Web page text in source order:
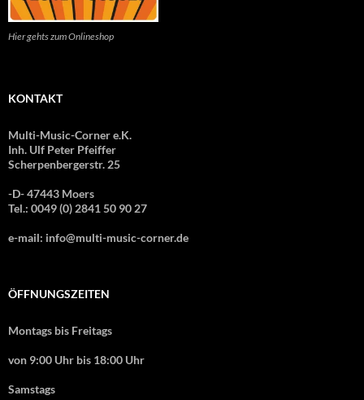
Hier gehts zum Onlineshop
KONTAKT
Multi-Music-Corner e.K.
Inh. Ulf Peter Pfeiffer
Scherpenbergerstr. 25
-D- 47443 Moers
Tel.: 0049 (0) 2841 50 90 27
e-mail: info@multi-music-corner.de
ÖFFNUNGSZEITEN
Montags bis Freitags
von 9:00 Uhr bis 18:00 Uhr
Samstags